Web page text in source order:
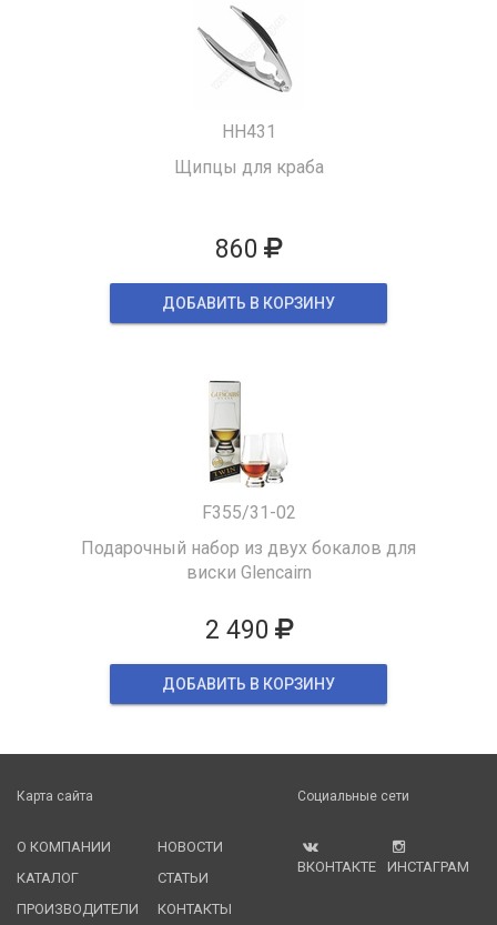
HH431
Щипцы для краба
860
ДОБАВИТЬ В КОРЗИНУ
F355/31-02
Подарочный набор из двух бокалов для
виски Glencairn
2 490
ДОБАВИТЬ В КОРЗИНУ
Карта сайта
О КОМПАНИИ
КАТАЛОГ
ПРОИЗВОДИТЕЛИ
НОВОСТИ
СТАТЬИ
КОНТАКТЫ
Социальные сети
ВКОНТАКТЕ ИНСТАГРАМ